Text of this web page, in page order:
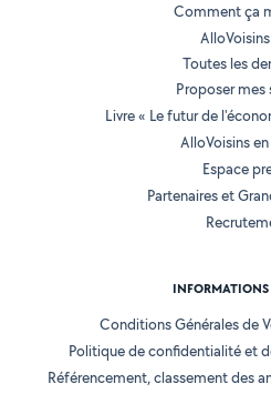
Comment ça
Toutes les
Proposer mes
Livre « Le futur de
AlloVoisins
Espace
Partenaires et
INFORMATIONS
Conditions Générales de
Politique de confidentialité et
Référencement, classement des